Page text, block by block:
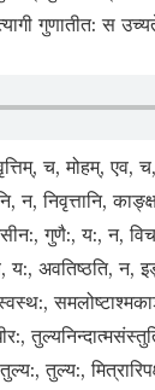
गुणातीत: स
च, मोहम्, एव,
न, निवृत्तानि,
गुणै:, य:, न,
य:, अवतिष्ठति, न,
तुल्य:,